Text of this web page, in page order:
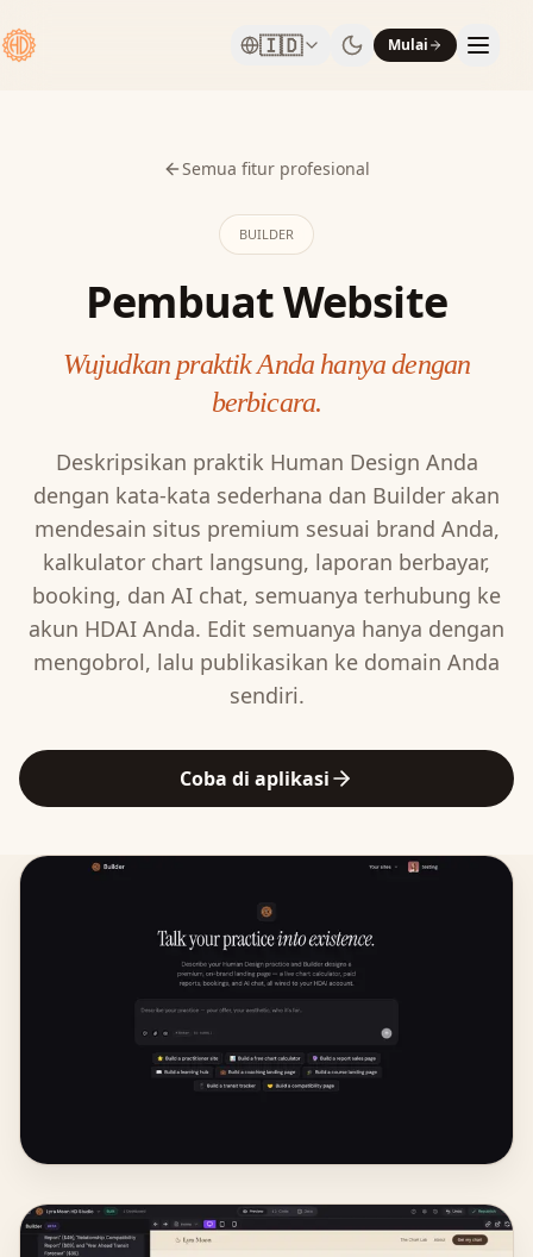
🇮🇩 Mulai
Semua fitur profesional
BUILDER
Pembuat Website
Wujudkan praktik Anda hanya dengan
berbicara.
Deskripsikan praktik Human Design Anda
dengan kata-kata sederhana dan Builder akan
mendesain situs premium sesuai brand Anda,
kalkulator chart langsung, laporan berbayar,
booking, dan AI chat, semuanya terhubung ke
akun HDAI Anda. Edit semuanya hanya dengan
mengobrol, lalu publikasikan ke domain Anda
sendiri.
Coba di aplikasi